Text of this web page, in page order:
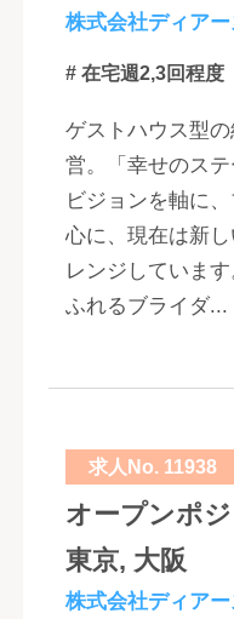
株式会社ディア
# 在宅週2,3回程度
ゲストハウス型
営。「幸せのス
ビジョンを軸に
心に、現在は新
レンジしていま
ふれるブライダ...
求人No. 11938
オープンポ
東京, 大阪
株式会社ディア